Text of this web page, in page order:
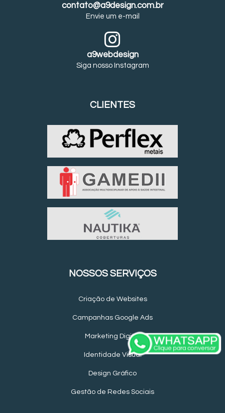
contato@a9design.com.br
Envie um e-mail
a9webdesign
Siga nosso Instagram
CLIENTES
NOSSOS SERVIÇOS
Criação de Websites
Campanhas Google Ads
Marketing Digital
Identidade Visual
Design Gráfico
Gestão de Redes Sociais